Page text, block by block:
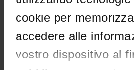
cookie per
accedere alle
vostro dispositivo al
PHD PROGRAMMES AND
Contacts
People